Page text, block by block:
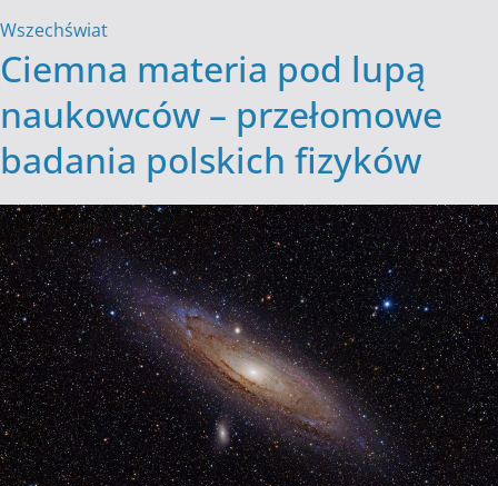
Wszechświat
Ciemna materia pod lupą
naukowców – przełomowe
badania polskich fizyków